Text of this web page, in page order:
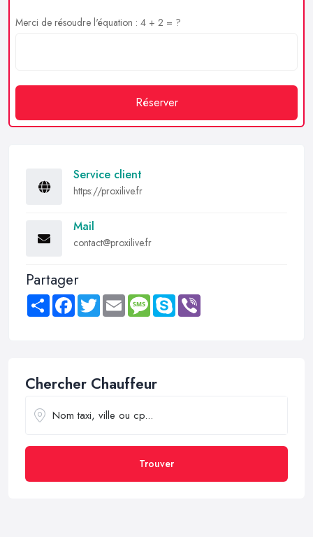
Merci de résoudre l'équation : 4 + 2 = ?
Réserver
Service client
https://proxilive.fr
Mail
contact@proxilive.fr
Partager
Share FacebookTwitter Email MessageSkype
Chercher Chauffeur
Trouver